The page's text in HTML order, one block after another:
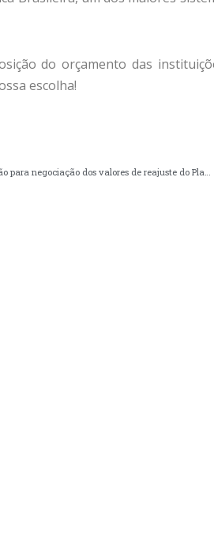
do orçamento das
escolha!
ADUFPI monta comissão para negociação dos valores de reajuste do Plano de Saúde UNIMED